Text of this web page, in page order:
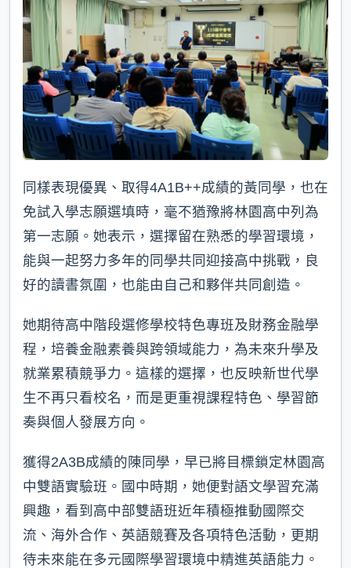
同樣表現優異、取得4A1B++成績的黃同學，也在
免試入學志願選填時，毫不猶豫將林園高中列為
第一志願。她表示，選擇留在熟悉的學習環境，
能與一起努力多年的同學共同迎接高中挑戰，良
好的讀書氛圍，也能由自己和夥伴共同創造。
她期待高中階段選修學校特色專班及財務金融學
程，培養金融素養與跨領域能力，為未來升學及
就業累積競爭力。這樣的選擇，也反映新世代學
生不再只看校名，而是更重視課程特色、學習節
奏與個人發展方向。
獲得2A3B成績的陳同學，早已將目標鎖定林園高
中雙語實驗班。國中時期，她便對語文學習充滿
興趣，看到高中部雙語班近年積極推動國際交
流、海外合作、英語競賽及各項特色活動，更期
待未來能在多元國際學習環境中精進英語能力。